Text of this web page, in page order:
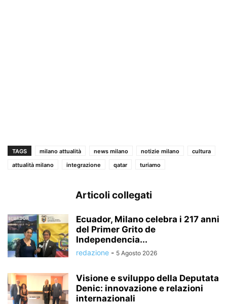
TAGS milano attualità news milano notizie milano
cultura
attualità milano
integrazione qatar turiamo
Articoli collegati
Ecuador, Milano celebra i 217 anni
del Primer Grito de
Independencia...
redazione - 5 Agosto 2026
Visione e sviluppo della Deputata
Denic: innovazione e relazioni
internazionali